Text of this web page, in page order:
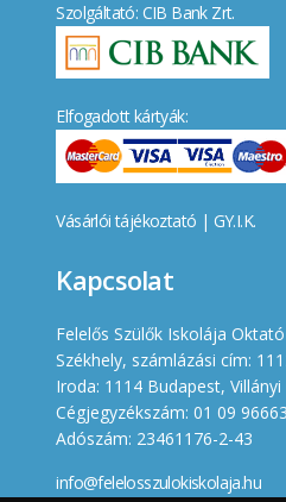
Szolgáltató: CIB Bank Zrt.
Elfogadott kártyák:
Vásárlói tájékoztató | GY.I.K.
Kapcsolat
Felelős Szülők Iskolája
Székhely, számlázási cím:
Iroda: 1114 Budapest,
Cégjegyzékszám: 01 09
Adószám: 23461176-2-43
info@felelosszulokiskolaja.hu